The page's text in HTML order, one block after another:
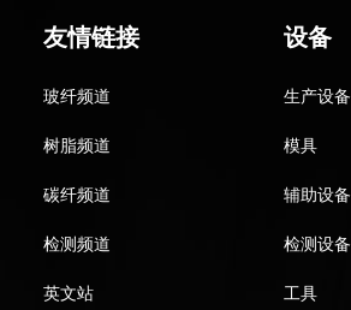
友情链接
玻纤频道
树脂频道
碳纤频道
检测频道
英文站
设备
生产设备
模具
辅助设备
检测设备
工具